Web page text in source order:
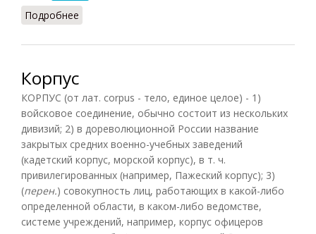
Подробнее
Корпус
КОРПУС (от лат. corpus - тело, единое целое) - 1)
войсковое соединение, обычно состоит из нескольких
дивизий; 2) в дореволюционной России название
закрытых средних военно-учебных заведений
(кадетский корпус, морской корпус), в т. ч.
привилегированных (например, Пажеский корпус); 3)
(перен.) совокупность лиц, работающих в какой-либо
определенной области, в каком-либо ведомстве,
системе учреждений, например, корпус офицеров